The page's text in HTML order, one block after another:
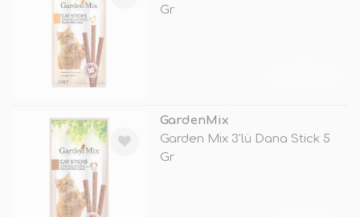
Gr
GardenMix
Garden Mix 3'lü Dana Stick 5
Gr